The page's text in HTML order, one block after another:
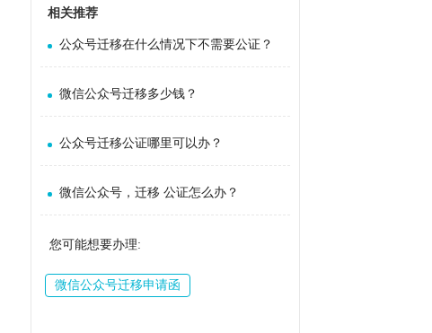
相关推荐
公众号迁移在什么情况下不需要公证？
微信公众号迁移多少钱？
公众号迁移公证哪里可以办？
微信公众号，迁移 公证怎么办？
您可能想要办理:
微信公众号迁移申请函